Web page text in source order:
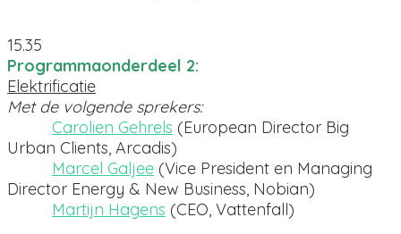
15.35
Programmaonderdeel 2:
Elektrificatie
Met de volgende sprekers:
Carolien Gehrels (European Director Big
Urban Clients, Arcadis)
Marcel Galjee (Vice President en Managing
Director Energy & New Business, Nobian)
Martijn Hagens (CEO, Vattenfall)